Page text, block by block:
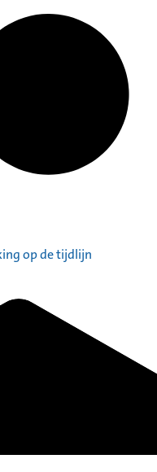
op de tijdlijn